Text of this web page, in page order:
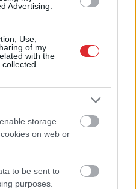
Advertising.
Use,
of my
with the
storage
on web or
to be sent to
purposes.
17.00 jūs tracina?
dzimšanas
brīvība ir īpaši
IQ tests: tas liks
9 tējas, kas
liekā svara
ziņas
Ziņot